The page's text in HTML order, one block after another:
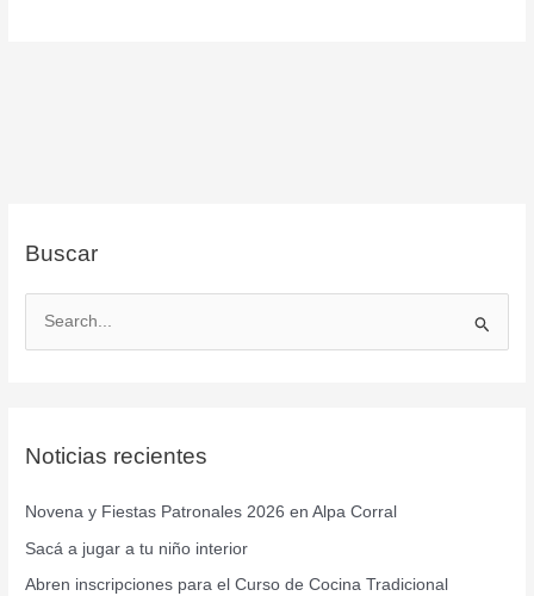
Buscar
a
p
o
r
Noticias recientes
Novena y Fiestas Patronales 2026 en Alpa Corral
Sacá a jugar a tu niño interior
Abren inscripciones para el Curso de Cocina Tradicional